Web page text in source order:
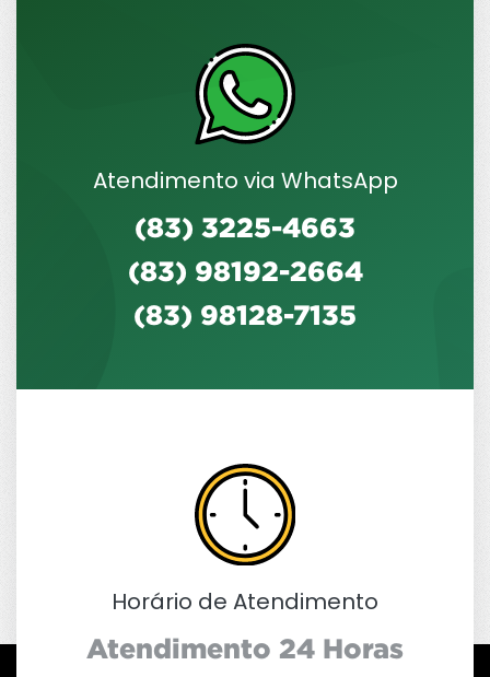
Atendimento via WhatsApp
(83) 3225-4663
(83) 98192-2664
(83) 98128-7135
Horário de Atendimento
Atendimento 24 Horas